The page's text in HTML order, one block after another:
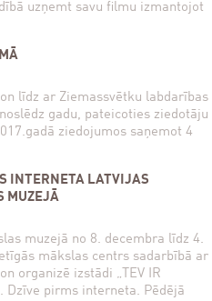
uzņemt savu filmu izmantojot
līdz ar Ziemassvētku labdarības
gadu, pateicoties ziedotāju
ziedojumos saņemot 4
INTERNETA LATVIJAS
MUZEJĀ
muzejā no 8. decembra līdz 4.
mākslas centrs sadarbībā ar
organizē izstādi „TEV IR
Dzīve pirms interneta. Pēdējā